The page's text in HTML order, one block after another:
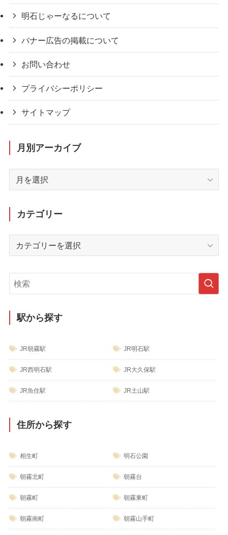
明石じゃーなるについて
バナー広告の掲載について
お問い合わせ
プライバシーポリシー
サイトマップ
月別アーカイブ
ブ
カテゴリー
リ
ー
駅から探す
JR朝霧駅 JR明石駅
JR西明石駅 JR大久保駅
JR魚住駅 JR土山駅
住所から探す
相生町 明石公園
朝霧北町 朝霧台
朝霧町 朝霧東町
朝霧南町 朝霧山手町